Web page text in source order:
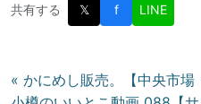
共有する 𝕏 f LINE
投
« かにめし販売。【中央市場